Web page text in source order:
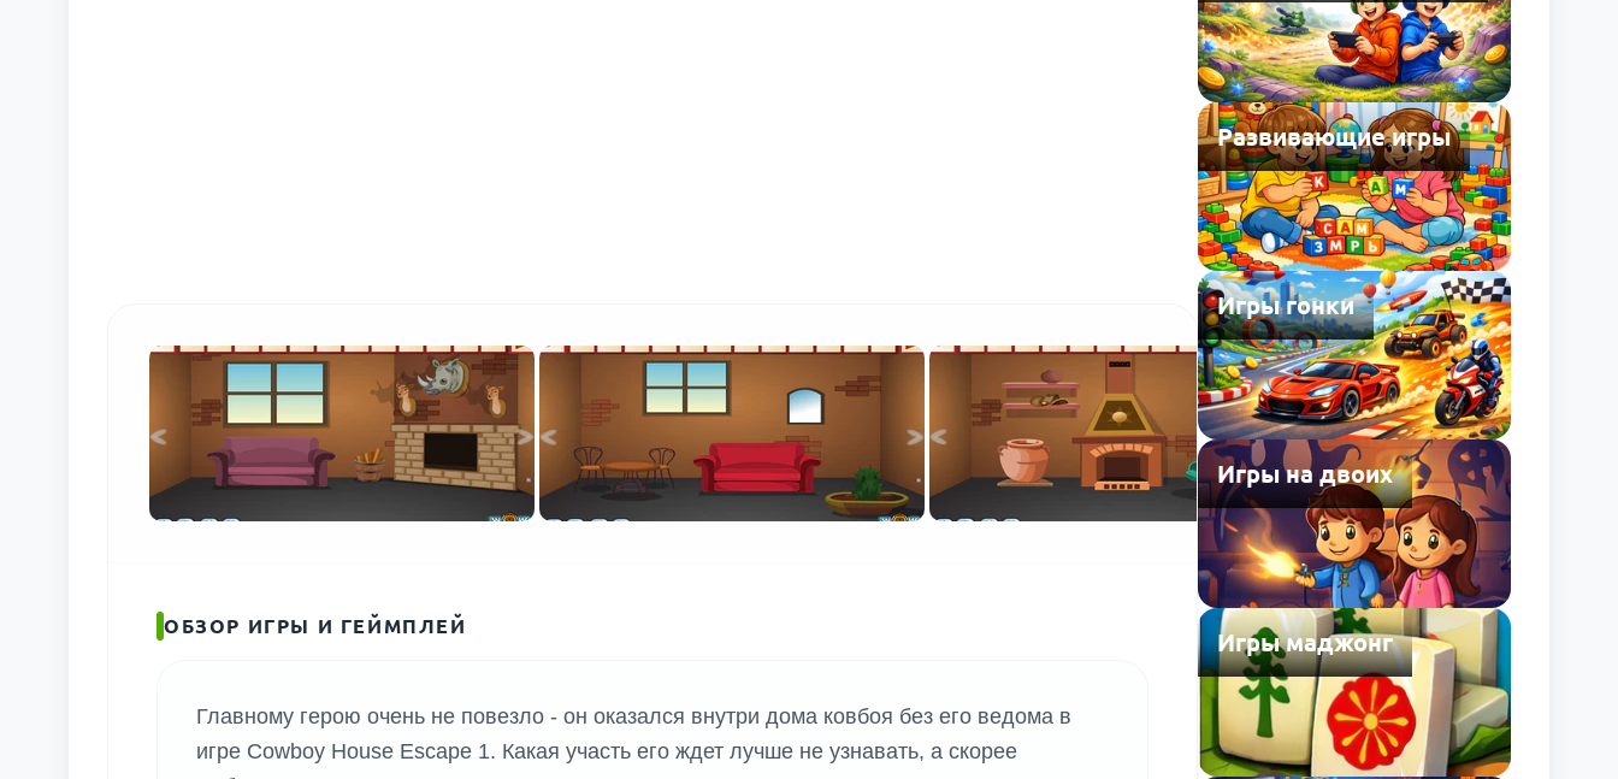
ОБЗОР ИГРЫ И ГЕЙМПЛЕЙ
Главному герою очень не повезло - он оказался внутри дома ковбоя без его ведома в
игре Cowboy House Escape 1. Какая участь его ждет лучше не узнавать, а скорее
Развивающие игры
Игры гонки
Игры на двоих
Игры маджонг